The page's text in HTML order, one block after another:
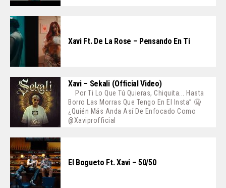
Xavi Ft. De La Rose – Pensando En Ti
Xavi – Sekali (Official Video)
Por Ti Lo Que Tú Quieras, Chiquita... Hasta
Borro Las Morras Que Tengo En El Insta” 🤐
¿Quién Más Anda Así De Enfocado Como
@xaviprofficial
El Bogueto Ft. Xavi – 50/50